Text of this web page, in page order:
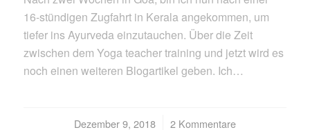
16-stündigen Zugfahrt in Kerala angekommen, um
tiefer ins Ayurveda einzutauchen. Über die Zeit
zwischen dem Yoga teacher training und jetzt wird es
noch einen weiteren Blogartikel geben. Ich…
Dezember 9, 2018
/ 2 Kommentare